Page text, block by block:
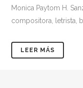
Monica Paytom H.
compositora, letrista,
LEER MÁS